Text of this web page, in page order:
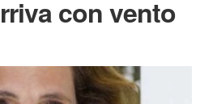
con vento